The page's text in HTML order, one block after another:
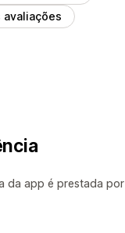
avaliações
da app é prestada por